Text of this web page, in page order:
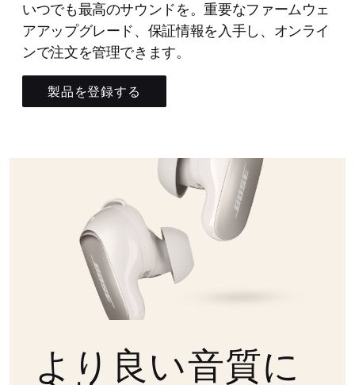
いつでも最高のサウンドを。重要なファームウェ
アアップグレード、保証情報を入手し、オンライ
ンで注文を管理できます。
製品を登録する
より良い音質に